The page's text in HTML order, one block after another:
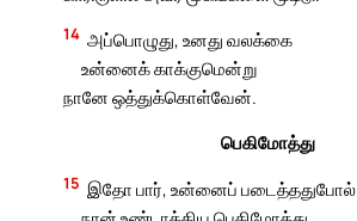
14 அப்பொழுது, உனது வலக்கை
உன்னைக் காக்குமென்று
நானே ஒத்துக்கொள்வேன்.
பெகிமோத்து
15 இதோ பார், உன்னைப் படைத்ததுபோல்